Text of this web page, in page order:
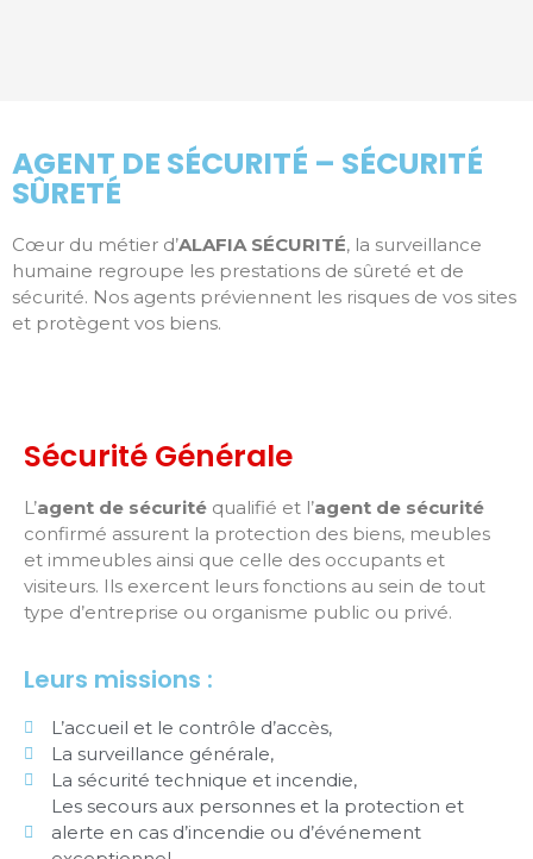
AGENT DE SÉCURITÉ – SÉCURITÉ
SÛRETÉ
Cœur du métier d’ALAFIA SÉCURITÉ, la surveillance
humaine regroupe les prestations de sûreté et de
sécurité. Nos agents préviennent les risques de vos sites
et protègent vos biens.
Sécurité Générale
L’agent de sécurité qualifié et l’agent de sécurité
confirmé assurent la protection des biens, meubles
et immeubles ainsi que celle des occupants et
visiteurs. Ils exercent leurs fonctions au sein de tout
type d’entreprise ou organisme public ou privé.
Leurs missions :
L’accueil et le contrôle d’accès,
La surveillance générale,
La sécurité technique et incendie,
Les secours aux personnes et la protection et
alerte en cas d’incendie ou d’événement